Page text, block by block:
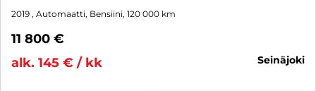
2019 , Automaatti, Bensiini, 120 000 km
11 800 €
alk. 145 € / kk
seinäjoki